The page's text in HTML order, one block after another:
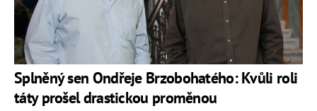
Splněný sen Ondřeje Brzobohatého: Kvůli roli
táty prošel drastickou proměnou